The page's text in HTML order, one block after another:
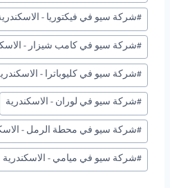
#شركة سيو في فيكتوريا -
#شركة سيو في كامب شيزار -
#شركة سيو في كليوباترا -
#شركة سيو في لوران - الاسكندرية
#شركة سيو في محطة الرمل -
#شركة سيو في ميامي - الاسكندرية